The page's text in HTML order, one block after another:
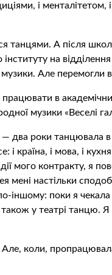
і менталітетом,
танцями. А після
на
Але перемогли
працювати в
музики «Веселі
два роки танцювала в
і країна, і мова, і
мого контракту, я
настільки
іншому: поки я чекала
у театрі танцю. Я
Але, коли,